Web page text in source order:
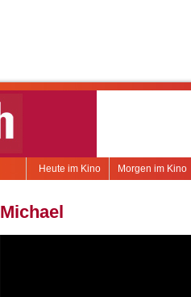
Morgen im Kino
Heute im Kino
Michael